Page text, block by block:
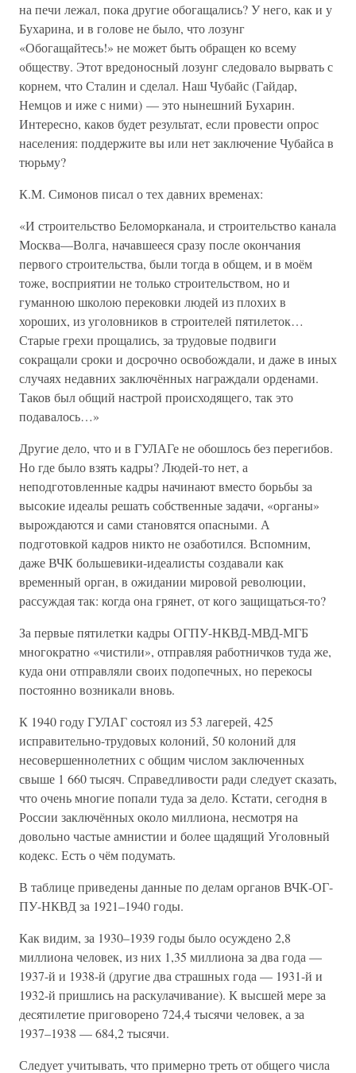
на печи лежал, пока другие обогащались? У него, как и у
Бухарина, и в голове не было, что лозунг
«Обогащайтесь!» не может быть обращен ко всему
обществу. Этот вредоносный лозунг следовало вырвать с
корнем, что Сталин и сделал. Наш Чубайс (Гайдар,
Немцов и иже с ними) — это нынешний Бухарин.
Интересно, каков будет результат, если провести опрос
населения: поддержите вы или нет заключение Чубайса в
тюрьму?
К.М. Симонов писал о тех давних временах:
«И строительство Беломорканала, и строительство канала
Москва—Волга, начавшееся сразу после окончания
первого строительства, были тогда в общем, и в моём
тоже, восприятии не только строительством, но и
гуманною школою перековки людей из плохих в
хороших, из уголовников в строителей пятилеток…
Старые грехи прощались, за трудовые подвиги
сокращали сроки и досрочно освобождали, и даже в иных
случаях недавних заключённых награждали орденами.
Таков был общий настрой происходящего, так это
подавалось…»
Другие дело, что и в ГУЛАГе не обошлось без перегибов.
Но где было взять кадры? Людей-то нет, а
неподготовленные кадры начинают вместо борьбы за
высокие идеалы решать собственные задачи, «органы»
вырождаются и сами становятся опасными. А
подготовкой кадров никто не озаботился. Вспомним,
даже ВЧК большевики-идеалисты создавали как
временный орган, в ожидании мировой революции,
рассуждая так: когда она грянет, от кого защищаться-то?
За первые пятилетки кадры ОГПУ-НКВД-МВД-МГБ
многократно «чистили», отправляя работничков туда же,
куда они отправляли своих подопечных, но перекосы
постоянно возникали вновь.
К 1940 году ГУЛАГ состоял из 53 лагерей, 425
исправительно-трудовых колоний, 50 колоний для
несовершеннолетних с общим числом заключенных
свыше 1 660 тысяч. Справедливости ради следует сказать,
что очень многие попали туда за дело. Кстати, сегодня в
России заключённых около миллиона, несмотря на
довольно частые амнистии и более щадящий Уголовный
кодекс. Есть о чём подумать.
В таблице приведены данные по делам органов ВЧК-ОГ-
ПУ-НКВД за 1921–1940 годы.
Как видим, за 1930–1939 годы было осуждено 2,8
миллиона человек, из них 1,35 миллиона за два года —
1937-й и 1938-й (другие два страшных года — 1931-й и
1932-й пришлись на раскулачивание). К высшей мере за
десятилетие приговорено 724,4 тысячи человек, а за
1937–1938 — 684,2 тысячи.
Следует учитывать, что примерно треть от общего числа